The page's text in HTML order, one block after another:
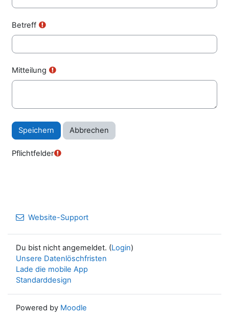
Betreff
Mitteilung
Pflichtfelder
Website-Support
Du bist nicht angemeldet. (Login)
Unsere Datenlöschfristen
Lade die mobile App
Standarddesign
Powered by Moodle